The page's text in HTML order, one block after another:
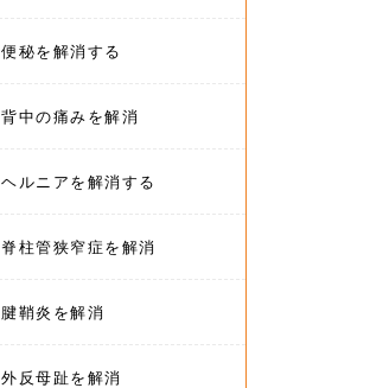
便秘を解消する
背中の痛みを解消
ヘルニアを解消する
脊柱管狭窄症を解消
腱鞘炎を解消
外反母趾を解消